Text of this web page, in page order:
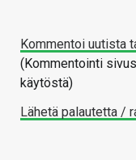
Kommentoi uutista
(Kommentointi
käytöstä)
Lähetä palautetta /